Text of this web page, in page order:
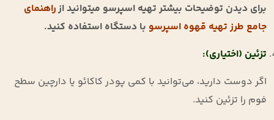
برای دیدن توضیحات بیشتر تهیه اسپرسو میتوانید ازراهنمای
جامع طرز تهیه قهوه اسپرسو با دستگاه استفاده کنید.
تزئین (اختیاری):
اگر دوست دارید، می‌توانید با کمی پودر کاکائو یا دارچین سطح
فوم را تزئین کنید.